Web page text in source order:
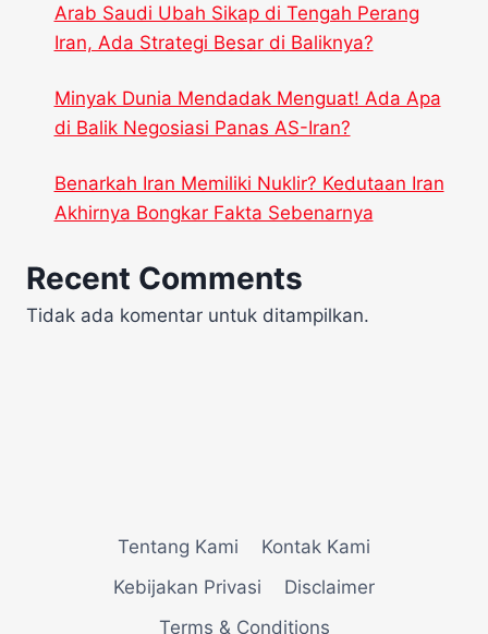
Arab Saudi Ubah Sikap di Tengah Perang
Iran, Ada Strategi Besar di Baliknya?
Minyak Dunia Mendadak Menguat! Ada Apa
di Balik Negosiasi Panas AS-Iran?
Benarkah Iran Memiliki Nuklir? Kedutaan Iran
Akhirnya Bongkar Fakta Sebenarnya
Recent Comments
Tidak ada komentar untuk ditampilkan.
Tentang Kami
Kontak Kami
Kebijakan Privasi
Disclaimer
Terms & Conditions